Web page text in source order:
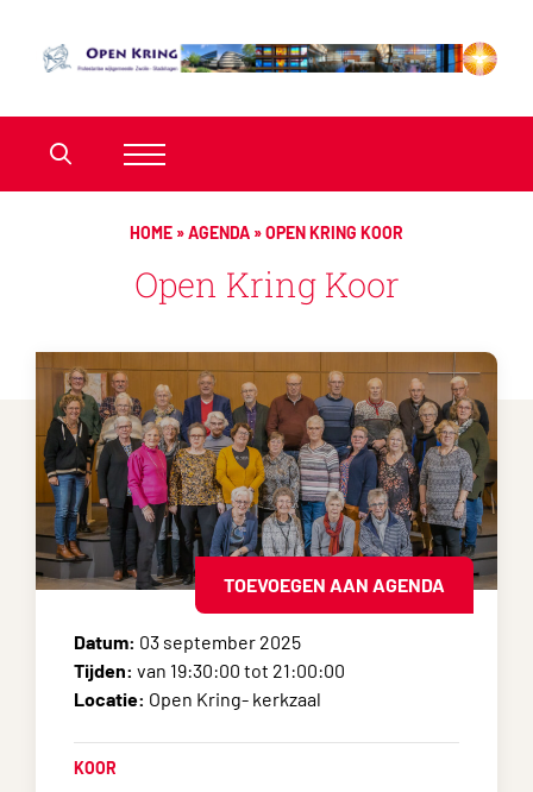
HOME »AGENDA »OPEN KRING KOOR
Open Kring Koor
TOEVOEGEN AAN AGENDA
Datum: 03 september 2025
Tijden: van 19:30:00 tot 21:00:00
Locatie: Open Kring- kerkzaal
KOOR